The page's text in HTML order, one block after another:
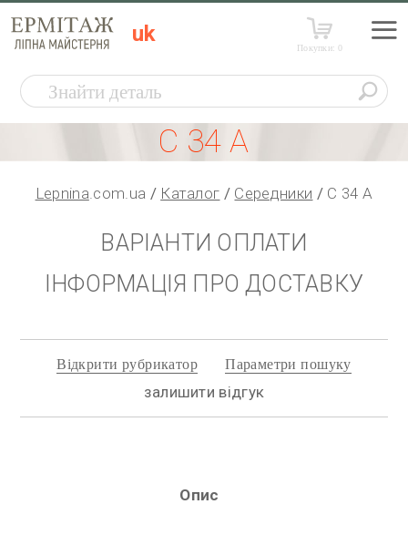
uk
Покупки:0
С 34 А
Lepnina.com.ua Каталог Середники С 34 А
ВАРІАНТИ ОПЛАТИ
ІНФОРМАЦІЯ ПРО ДОСТАВКУ
залишити відгук
Відкрити рубрикатор Параметри пошуку
Опис